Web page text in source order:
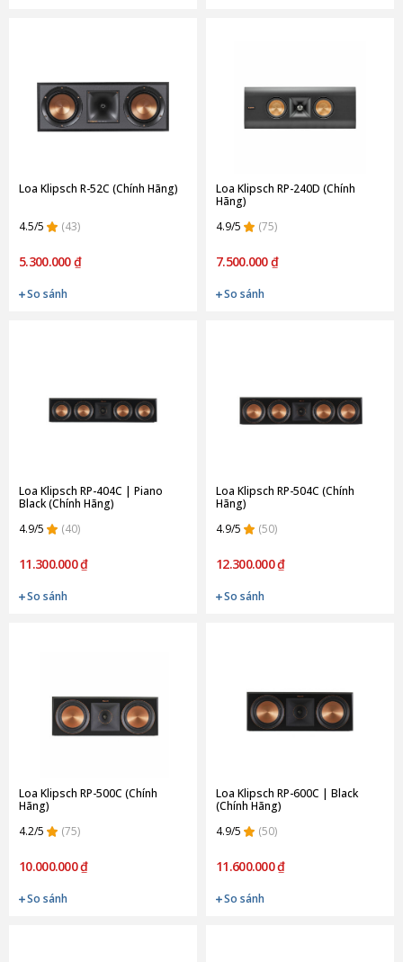
Loa Klipsch R-52C (Chính Hãng)
4.5/5 (43)
5.300.000 ₫
So sánh
Loa Klipsch RP-240D (Chính
Hãng)
4.9/5
(75)
7.500.000 ₫
So sánh
Loa Klipsch RP-404C | Piano
Black (Chính Hãng)
4.9/5
(40)
11.300.000 ₫
So sánh
Loa Klipsch RP-504C (Chính
Hãng)
4.9/5
(50)
12.300.000 ₫
So sánh
Loa Klipsch RP-500C (Chính
Hãng)
4.2/5
(75)
10.000.000 ₫
So sánh
Loa Klipsch RP-600C | Black
(Chính Hãng)
4.9/5
(50)
11.600.000 ₫
So sánh